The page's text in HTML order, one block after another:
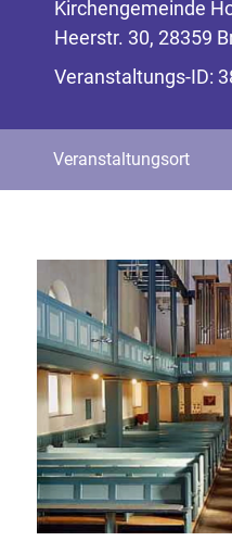
Kirchengemeinde
Heerstr. 30, 28359
Veranstaltungs-ID:
Veranstaltungsort